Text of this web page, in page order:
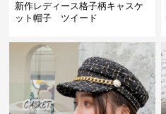
新作レディース格子柄キャスケ
ット帽子 ツイード